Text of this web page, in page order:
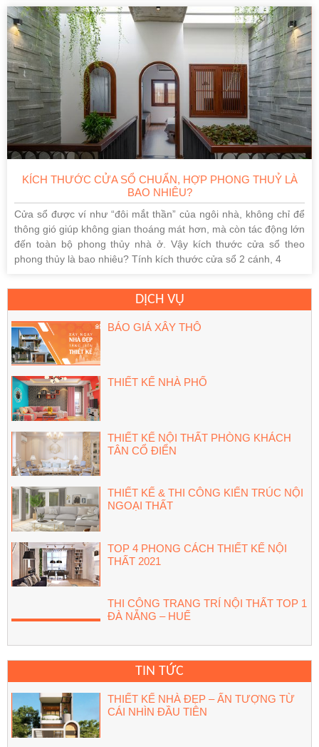
KÍCH THƯỚC CỬA SỔ CHUẨN, HỢP PHONG THUỶ LÀ
BAO NHIÊU?
Cửa sổ được ví như “đôi mắt thần” của ngôi nhà, không chỉ để
thông gió giúp không gian thoáng mát hơn, mà còn tác động lớn
đến toàn bộ phong thủy nhà ở. Vậy kích thước cửa sổ theo
phong thủy là bao nhiêu? Tính kích thước cửa sổ 2 cánh, 4
DỊCH VỤ
BÁO GIÁ XÂY THÔ
THIẾT KẾ NHÀ PHỐ
THIẾT KẾ NỘI THẤT PHÒNG KHÁCH
TÂN CỔ ĐIỂN
THIẾT KẾ & THI CÔNG KIẾN TRÚC NỘI
NGOẠI THẤT
TOP 4 PHONG CÁCH THIẾT KẾ NỘI
THẤT 2021
THI CÔNG TRANG TRÍ NỘI THẤT TOP 1
ĐÀ NẴNG – HUẾ
TIN TỨC
THIẾT KẾ NHÀ ĐẸP – ẤN TƯỢNG TỪ
CÁI NHÌN ĐẦU TIÊN